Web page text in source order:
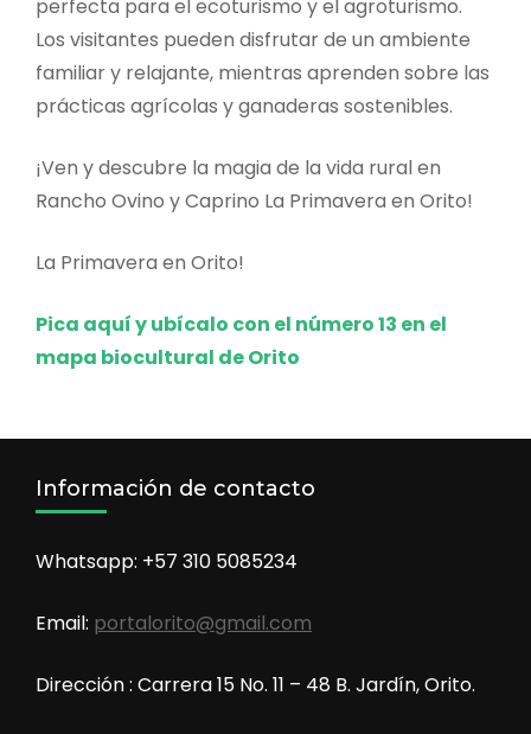
perfecta para el ecoturismo y el agroturismo.
Los visitantes pueden disfrutar de un ambiente
familiar y relajante, mientras aprenden sobre las
prácticas agrícolas y ganaderas sostenibles.
¡Ven y descubre la magia de la vida rural en
Rancho Ovino y Caprino La Primavera en Orito!
La Primavera en Orito!
Pica aquí y ubícalo con el número 13 en el
mapa biocultural de Orito
Información de contacto
Whatsapp: +57 310 5085234
Email: portalorito@gmail.com
Dirección : Carrera 15 No. 11 – 48 B. Jardín, Orito.